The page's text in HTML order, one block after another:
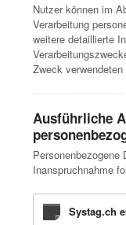
Nutzer können im
Verarbeitung
weitere detaillierte
Zweck
Ausführliche
Personenbezogene
Inanspruchnahme
Systag.ch